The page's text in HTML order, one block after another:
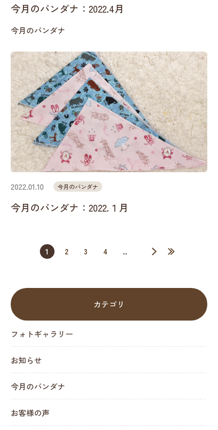
今月のバンダナ：2022.4月
今月のバンダナ
2022.01.10 今月のバンダナ
今月のバンダナ：2022.１月
1 2 3 4 ... » »
カテゴリ
フォトギャラリー
お知らせ
今月のバンダナ
お客様の声